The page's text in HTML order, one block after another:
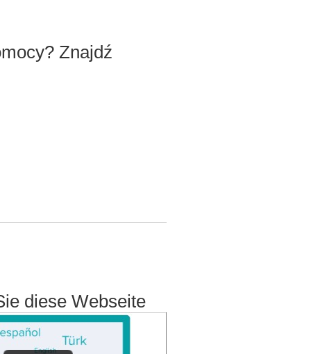
Znajdź
diese Webseite